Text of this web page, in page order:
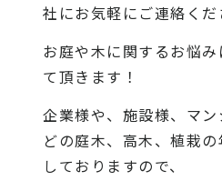
社にお気軽にご連絡くだ
お庭や木に関するお悩
て頂きます！
企業様や、施設様、マ
どの庭木、高木、植栽
しておりますので、